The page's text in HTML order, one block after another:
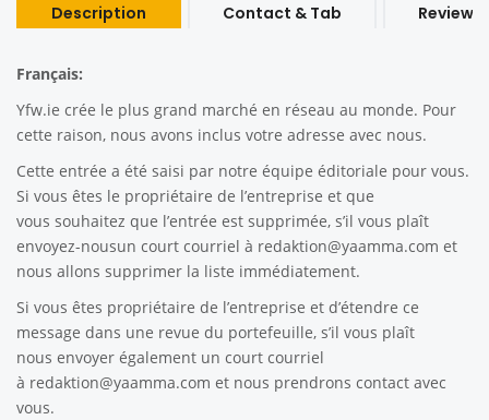
Description Contact & Tab Review
Français:
Yfw.ie crée le plus grand marché en réseau au monde. Pour
cette raison, nous avons inclus votre adresse avec nous.
Cette entrée a été saisi par notre équipe éditoriale pour vous.
Si vous êtes le propriétaire de l’entreprise et que
vous souhaitez que l’entrée est supprimée, s’il vous plaît
envoyez-nousun court courriel à redaktion@yaamma.com et
nous allons supprimer la liste immédiatement.
Si vous êtes propriétaire de l’entreprise et d’étendre ce
message dans une revue du portefeuille, s’il vous plaît
nous envoyer également un court courriel
à redaktion@yaamma.com et nous prendrons contact avec
vous.